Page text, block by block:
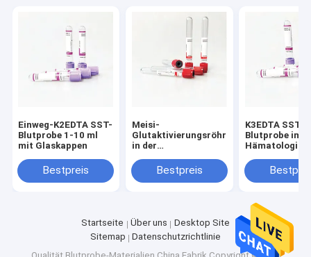
Einweg-K2EDTA SST-
Blutprobe 1-10 ml
mit Glaskappen
Bestpreis
Meisi-
Glutaktivierungsröhrchen
in der
Bestpreis
K3EDTA SST-
Blutprobe im
Startseite Über uns
Desktop Site
Sitemap
Datenschutzrichtlinie